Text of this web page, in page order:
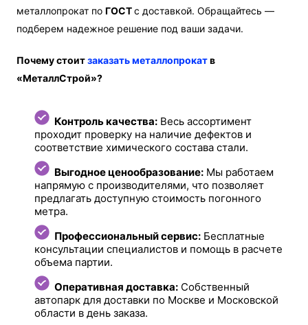
металлопрокат поГОСТс доставкой. Обращайтесь —
подберем надежное решение под ваши задачи.
Почему стоитзаказать металлопрокатв
«МеталлСтрой»?
Контроль качества: Весь ассортимент
проходит проверку на наличие дефектов и
соответствие химического состава стали.
Выгодное ценообразование: Мы работаем
напрямую с производителями, что позволяет
предлагать доступную стоимость погонного
метра.
Профессиональный сервис: Бесплатные
консультации специалистов и помощь в расчете
объема партии.
Оперативная доставка: Собственный
автопарк для доставки по Москве и Московской
области в день заказа.